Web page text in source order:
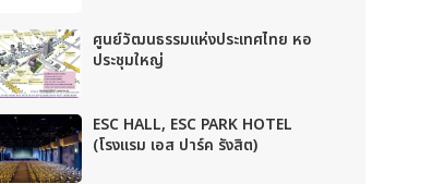
ศูนย์วัฒนธรรมแห่งประเทศไทย หอ
ประชุมใหญ่
ESC HALL, ESC PARK HOTEL
(โรงแรม เอส ปาร์ค รังสิต)